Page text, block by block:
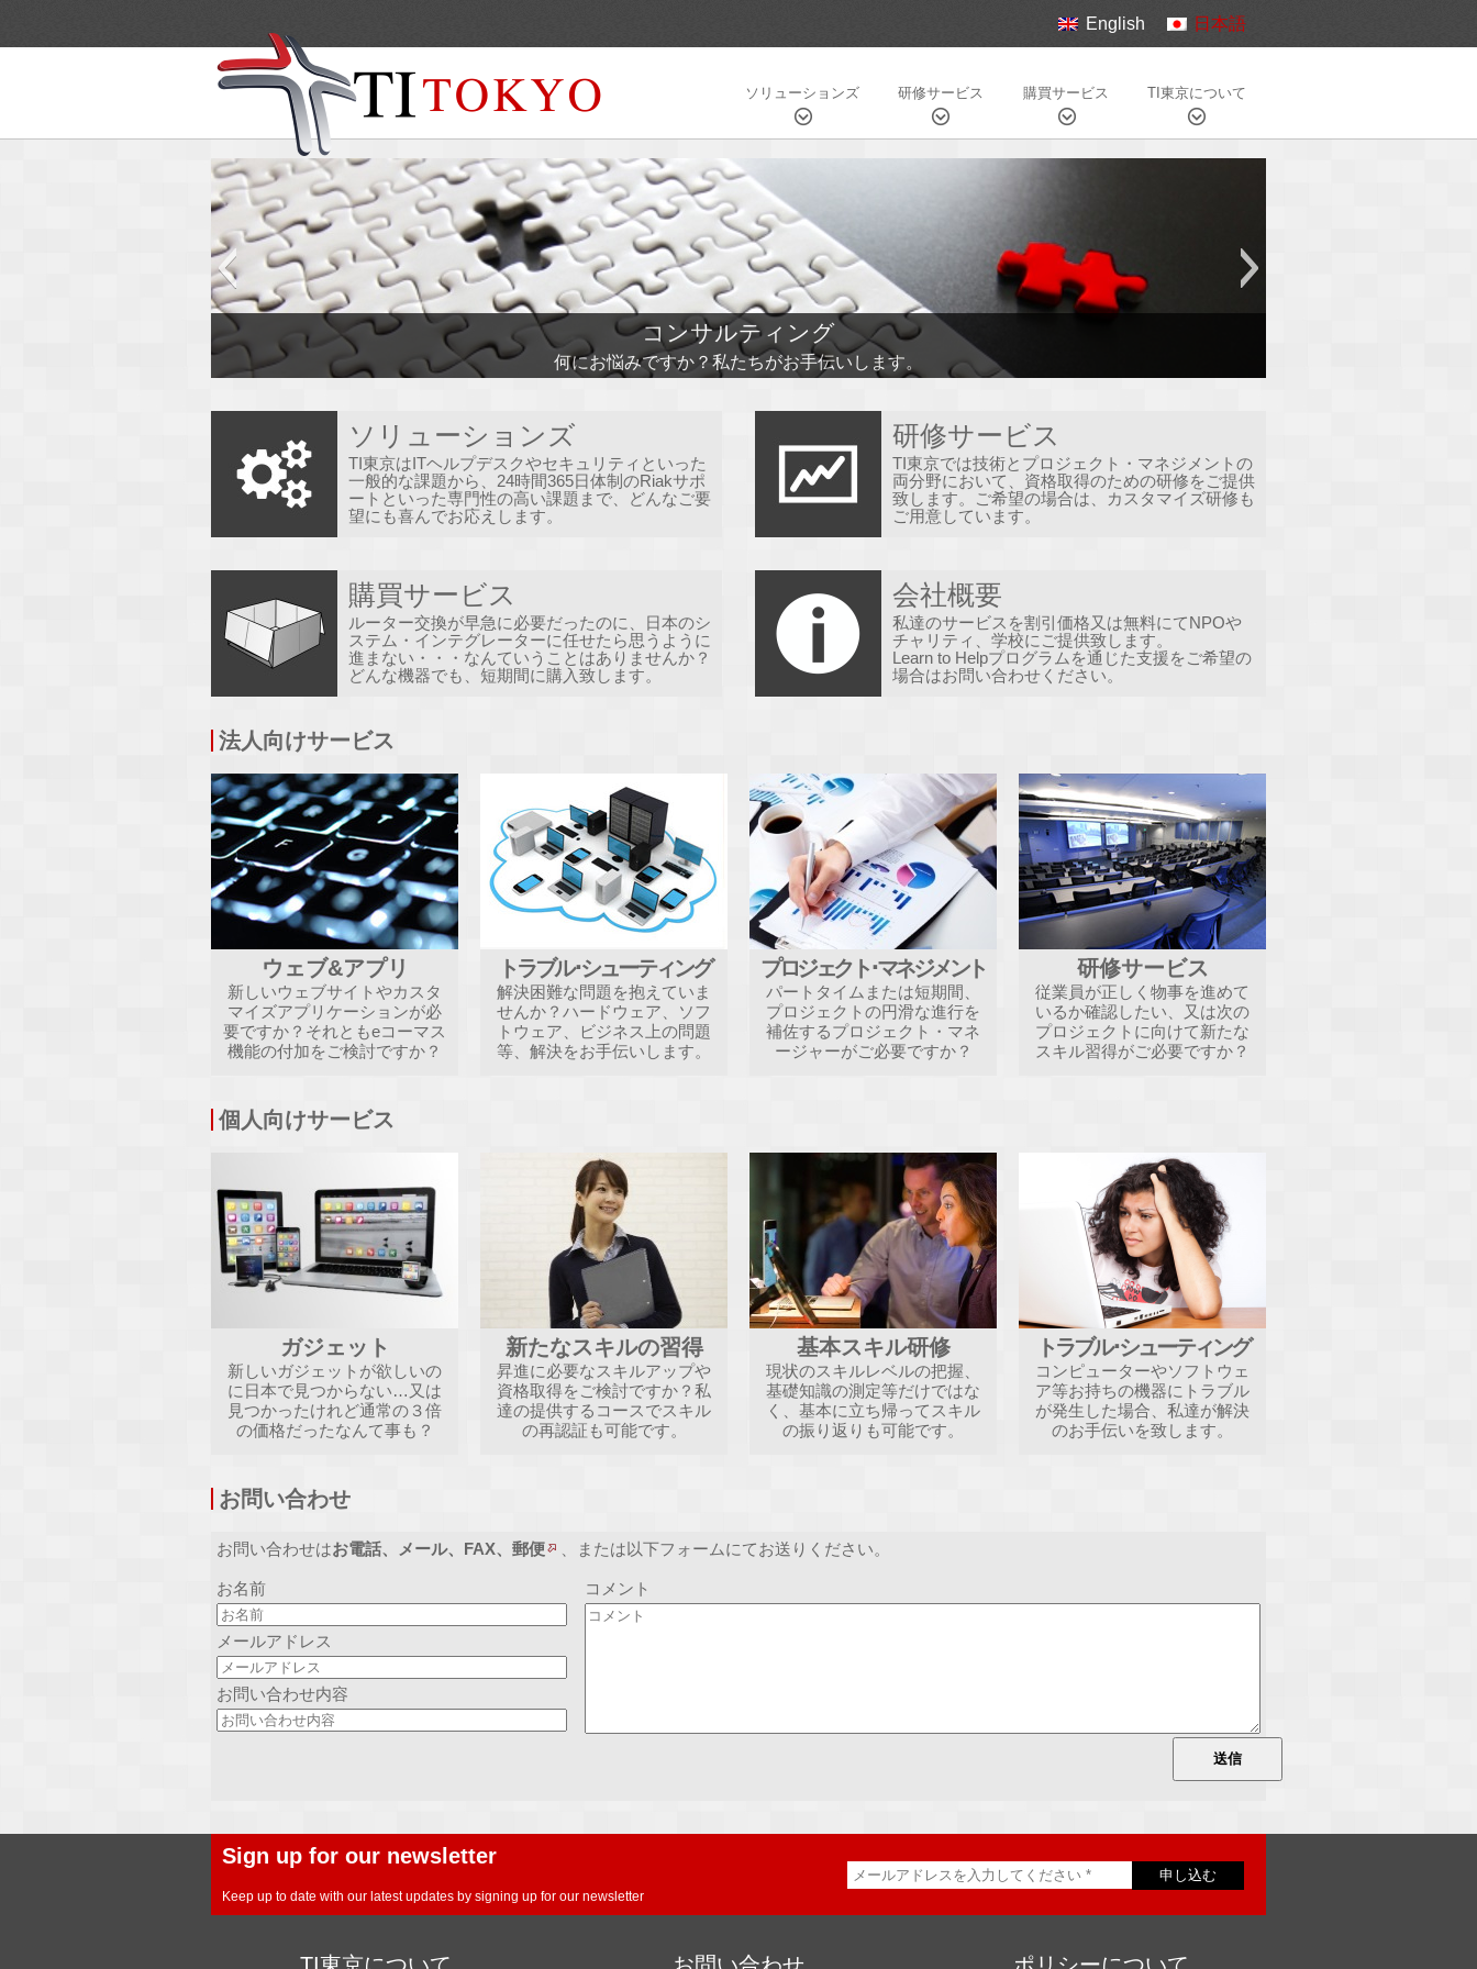
English 日本語
ソリューションズ 研修サービス 購買サービス TI東京について
コンサルティング
何にお悩みですか？私たちがお手伝いします。
ー本を読む？プロフェッショナルから新しいスキルを学びましょう。
ハードウェアやソフトウェアを買う時に、お金と時間の節約をしませんか？
ソリューションズ
TI東京はITヘルプデスクやセキュリティといった
一般的な課題から、24時間365日体制のRiakサポ
ートといった専門性の高い課題まで、どんなご要
望にも喜んでお応えします。
研修サービス
TI東京では技術とプロジェクト・マネジメントの
両分野において、資格取得のための研修をご提供
致します。ご希望の場合は、カスタマイズ研修も
ご用意しています。
購買サービス
ルーター交換が早急に必要だったのに、日本のシ
ステム・インテグレーターに任せたら思うように
進まない・・・なんていうことはありませんか？
どんな機器でも、短期間に購入致します。
会社概要
私達のサービスを割引価格又は無料にてNPOや
チャリティ、学校にご提供致します。
Learn to Helpプログラムを通じた支援をご希望の
場合はお問い合わせください。
法人向けサービス
ウェブ&アプリ
新しいウェブサイトやカスタ
マイズアプリケーションが必
要ですか？それともeコーマス
機能の付加をご検討ですか？
トラブル･シューティング
解決困難な問題を抱えていま
せんか？ハードウェア、ソフ
トウェア、ビジネス上の問題
等、解決をお手伝いします。
プロジェクト･マネジメント
パートタイムまたは短期間、
プロジェクトの円滑な進行を
補佐するプロジェクト・マネ
ージャーがご必要ですか？
研修サービス
従業員が正しく物事を進めて
いるか確認したい、又は次の
プロジェクトに向けて新たな
スキル習得がご必要ですか？
個人向けサービス
ガジェット
新しいガジェットが欲しいの
に日本で見つからない…又は
見つかったけれど通常の３倍
の価格だったなんて事も？
新たなスキルの習得
昇進に必要なスキルアップや
資格取得をご検討ですか？私
達の提供するコースでスキル
の再認証も可能です。
基本スキル研修
現状のスキルレベルの把握、
基礎知識の測定等だけではな
く、基本に立ち帰ってスキル
の振り返りも可能です。
トラブル･シューティング
コンピューターやソフトウェ
ア等お持ちの機器にトラブル
が発生した場合、私達が解決
のお手伝いを致します。
お問い合わせ
お問い合わせはお電話、メール、FAX、郵便 、または以下フォームにてお送りください。
お名前
メールアドレス
お問い合わせ内容
コメント
Sign up for our newsletter
Keep up to date with our latest updates by signing up for our newsletter